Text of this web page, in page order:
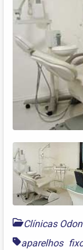
Clínicas
aparelhos